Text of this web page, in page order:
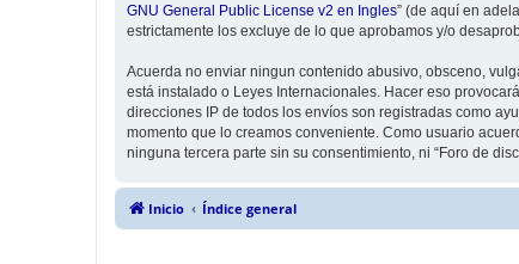
GNU General Public License v2 en Ingles” (de aquí en
estrictamente los excluye de lo que aprobamos y/o
Acuerda no enviar ningun contenido abusivo, obsceno,
está instalado o Leyes Internacionales. Hacer eso
direcciones IP de todos los envíos son registradas como
momento que lo creamos conveniente. Como usuario
ninguna tercera parte sin su consentimiento, ni “Foro de
Inicio Índice general